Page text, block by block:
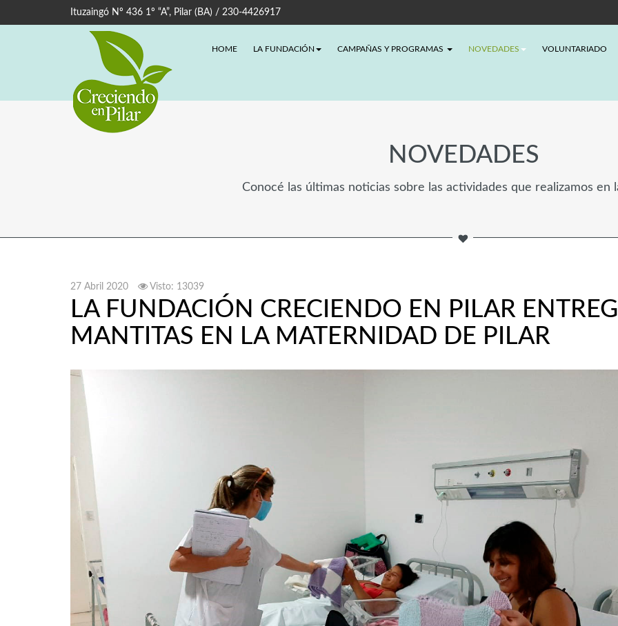
Ituzaingó Nº 436 1º “A”, Pilar (BA) / 230-4426917
HOME LA FUNDACIÓN CAMPAÑAS Y PROGRAMAS NOVEDADES VOLUNTARIADO
NOVEDADES
Conocé las últimas noticias sobre las actividades que realizamos en
27 Abril 2020 Visto: 13039
LA FUNDACIÓN CRECIENDO EN PILAR
MANTITAS EN LA MATERNIDAD DE PILAR